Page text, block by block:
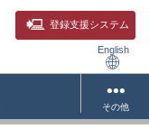
登録支援システム
English
その他